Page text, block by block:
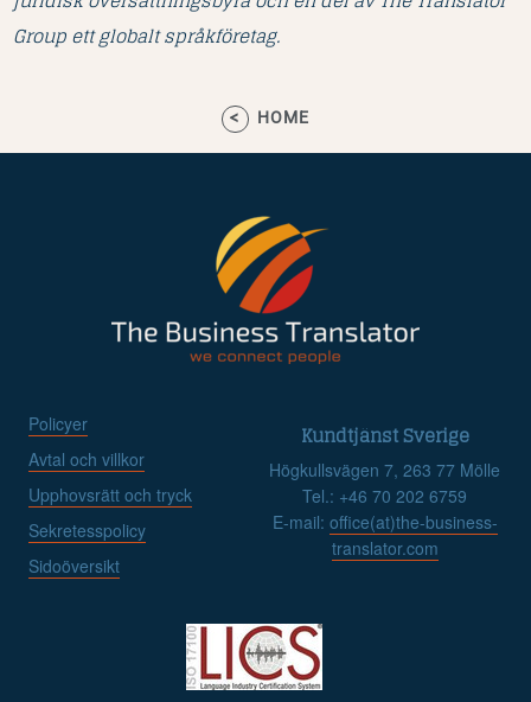
Group ett globalt språkföretag.
HOME
Policyer
Avtal och villkor
Upphovsrätt och tryck
Sekretesspolicy
Sidoöversikt
Kundtjänst Sverige
Högkullsvägen 7, 263 77 Mölle
Tel.: +46 70 202 6759
E-mail: office(at)the-business-
translator.com